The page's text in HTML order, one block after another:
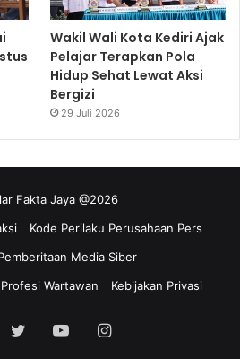
Wakil Wali Kota Kediri Ajak
Pelajar Terapkan Pola
Hidup Sehat Lewat Aksi
Bergizi
29 Juli 2026
Fakta Jaya @2026
Kode Perilaku Perusahaan Pers
Media Siber
Wartawan
Kebijakan Privasi
TwitterYouTubeInstagram